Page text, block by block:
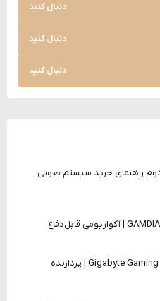
دنبال کنید
دنبال کنید
دنبال کنید
راهنمای خرید سیستم صوتی
بنچیمو: بررسی لپ‌تاپ Gigabyte Gaming A16 | پردازنده